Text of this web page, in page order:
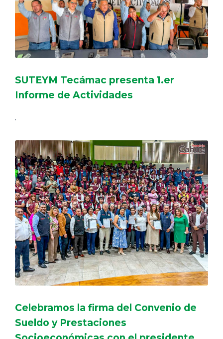
SUTEYM Tecámac presenta 1.er
Informe de Actividades
.
Celebramos la firma del Convenio de
Sueldo y Prestaciones